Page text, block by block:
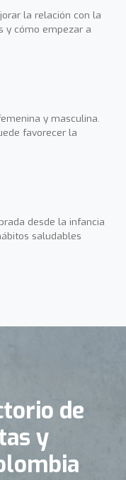
la relación con la
y cómo empezar a
y masculina.
favorecer la
desde la infancia
saludables
de
y